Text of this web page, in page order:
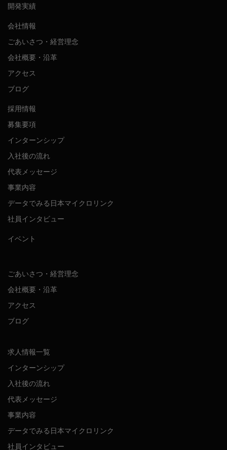
開発実績
会社情報
ごあいさつ・経営理念
会社概要・沿革
アクセス
ブログ
採用情報
募集要項
インターンシップ
入社後の流れ
代表メッセージ
事業内容
データでみる日本マイクロリンク
社員インタビュー
イベント
ごあいさつ・経営理念
会社概要・沿革
アクセス
ブログ
求人情報一覧
インターンシップ
入社後の流れ
代表メッセージ
事業内容
データでみる日本マイクロリンク
社員インタビュー